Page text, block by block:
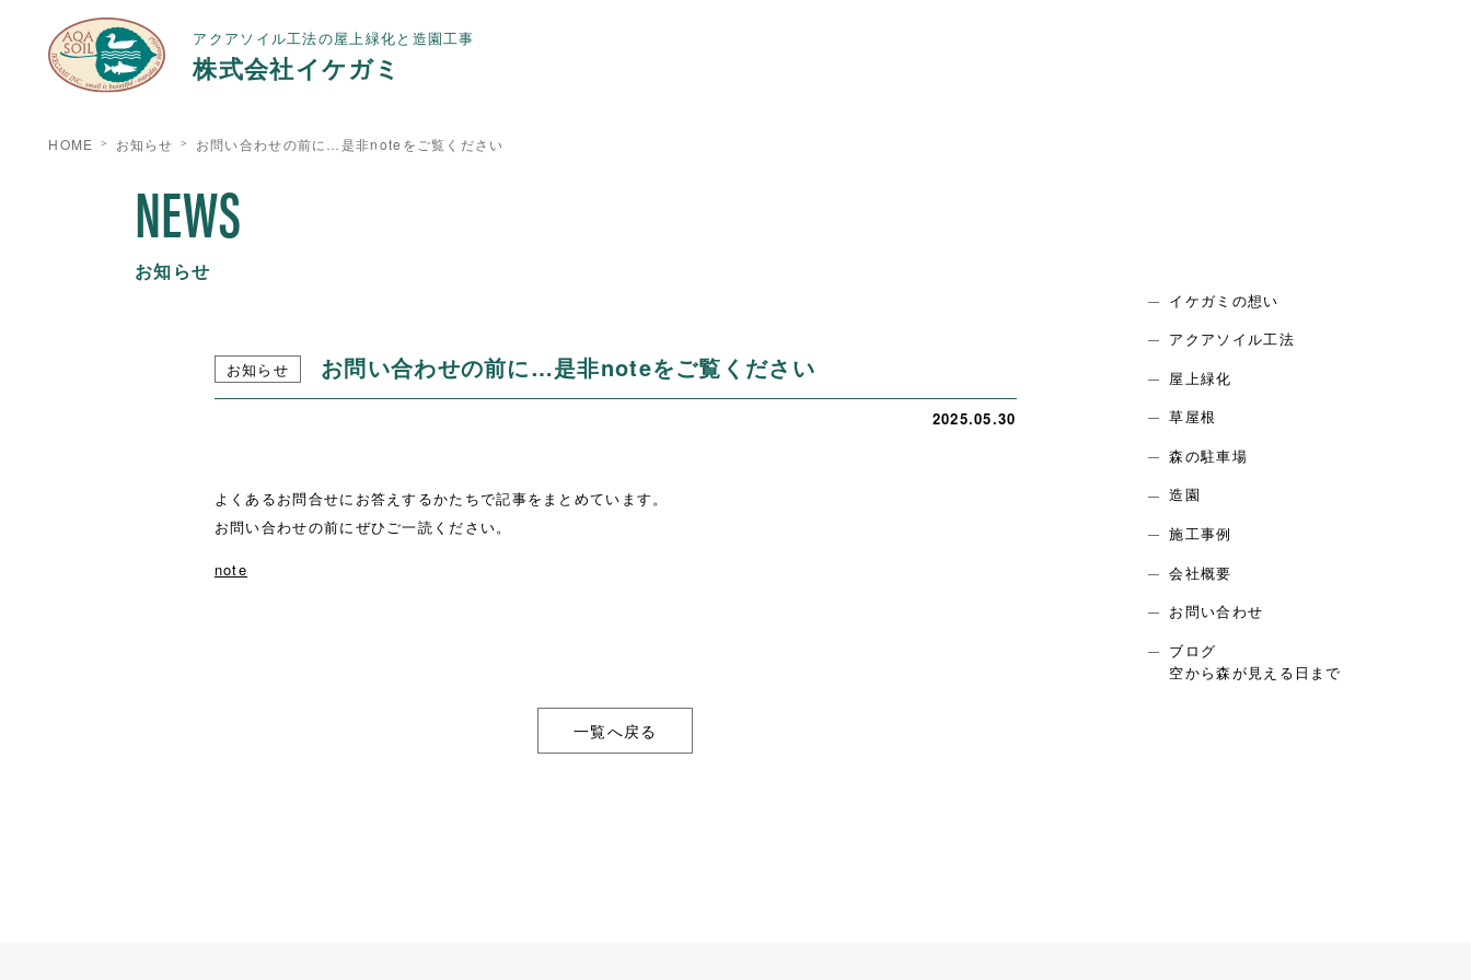
アクアソイル工法の屋上緑化と造園工事
株式会社イケガミ
イケガミの想い
アクアソイル工法
屋上緑化
草屋根
森の駐車場
造園
施工事例
会社概要
お問い合わせ
ブログ
空から森が見える日まで
HOME お知らせ お問い合わせの前に…是非noteをご覧ください
NEWS
お知らせ
お知らせ お問い合わせの前に…是非noteをご覧ください
2025.05.30
よくあるお問合せにお答えするかたちで記事をまとめています。
お問い合わせの前にぜひご一読ください。
note
一覧へ戻る